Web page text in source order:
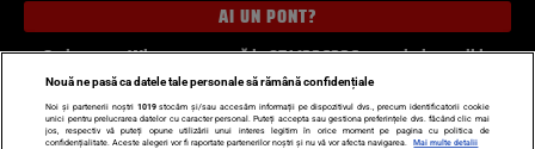
AI UN PONT?
Scrie-ne pe Whatsapp, sună la 0741226226 sau trimite mail la
pont@cancan.ro
Știri interne Știri externe Politică
Nouă ne pasă ca datele tale personale să rămână confidențiale
Noi și partenerii noștri 1019stocăm și/sau accesăm informații pe dispozitivul dvs., precum identificatorii cookie
unici pentru prelucrarea datelor cu caracter personal. Puteți accepta sau gestiona preferințele dvs. făcând clic mai
jos, respectiv vă puteți opune utilizării unui interes legitim în orice moment pe pagina cu politica de
confidențialitate. Aceste alegeri vor fi raportate partenerilor noștri și nu vă vor afecta navigarea.
Mai multe detalii